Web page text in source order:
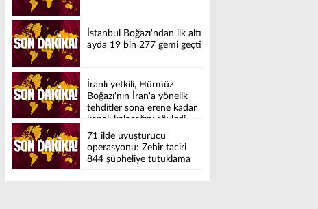
İstanbul Boğazı'ndan ilk altı
ayda 19 bin 277 gemi geçti
İranlı yetkili, Hürmüz
Boğazı'nın İran'a yönelik
tehditler sona erene kadar
kapalı kalacağını söyledi
71 ilde uyuşturucu
operasyonu: Zehir taciri
844 şüpheliye tutuklama